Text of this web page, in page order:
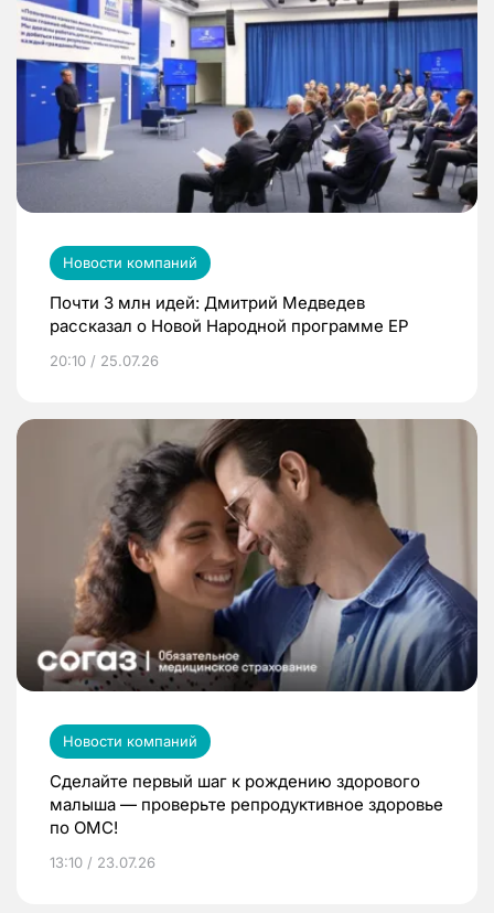
Новости компаний
Почти 3 млн идей: Дмитрий Медведев
рассказал о Новой Народной программе ЕР
20:10 / 25.07.26
Новости компаний
Сделайте первый шаг к рождению здорового
малыша — проверьте репродуктивное здоровье
по ОМС!
13:10 / 23.07.26